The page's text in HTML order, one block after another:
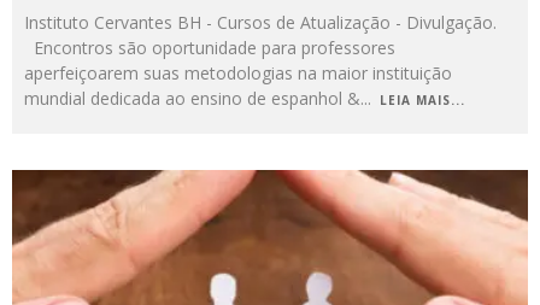
Instituto Cervantes BH - Cursos de Atualização - Divulgação.
Encontros são oportunidade para professores
aperfeiçoarem suas metodologias na maior instituição
mundial dedicada ao ensino de espanhol &... LEIA MAIS...